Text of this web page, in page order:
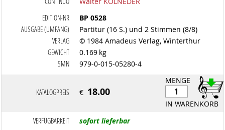
EDITION-NR
BP 0528
AUSGABE (UMFANG)
Partitur (16 S.) und 2 Stimmen (8/8)
VERLAG
© 1984 Amadeus Verlag, Winterthur
GEWICHT
0.169 kg
ISMN
979-0-015-05280-4
MENGE
IN WARENKORB
KATALOGPREIS € 18.00
VERFÜGBARKEIT
sofort lieferbar